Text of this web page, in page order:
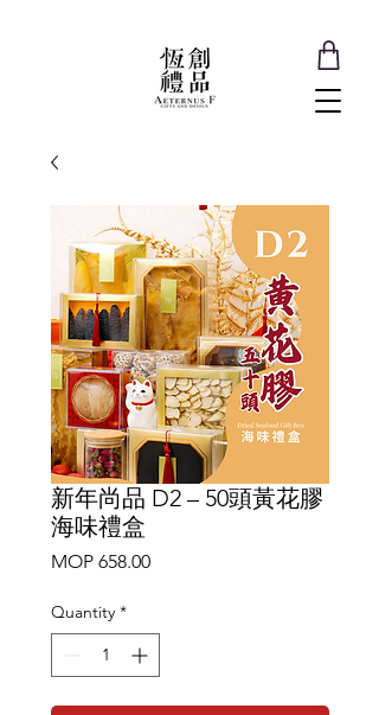
新年尚品 D2 – 50頭黃花膠
海味禮盒
MOP 658.00Price
Quantity *